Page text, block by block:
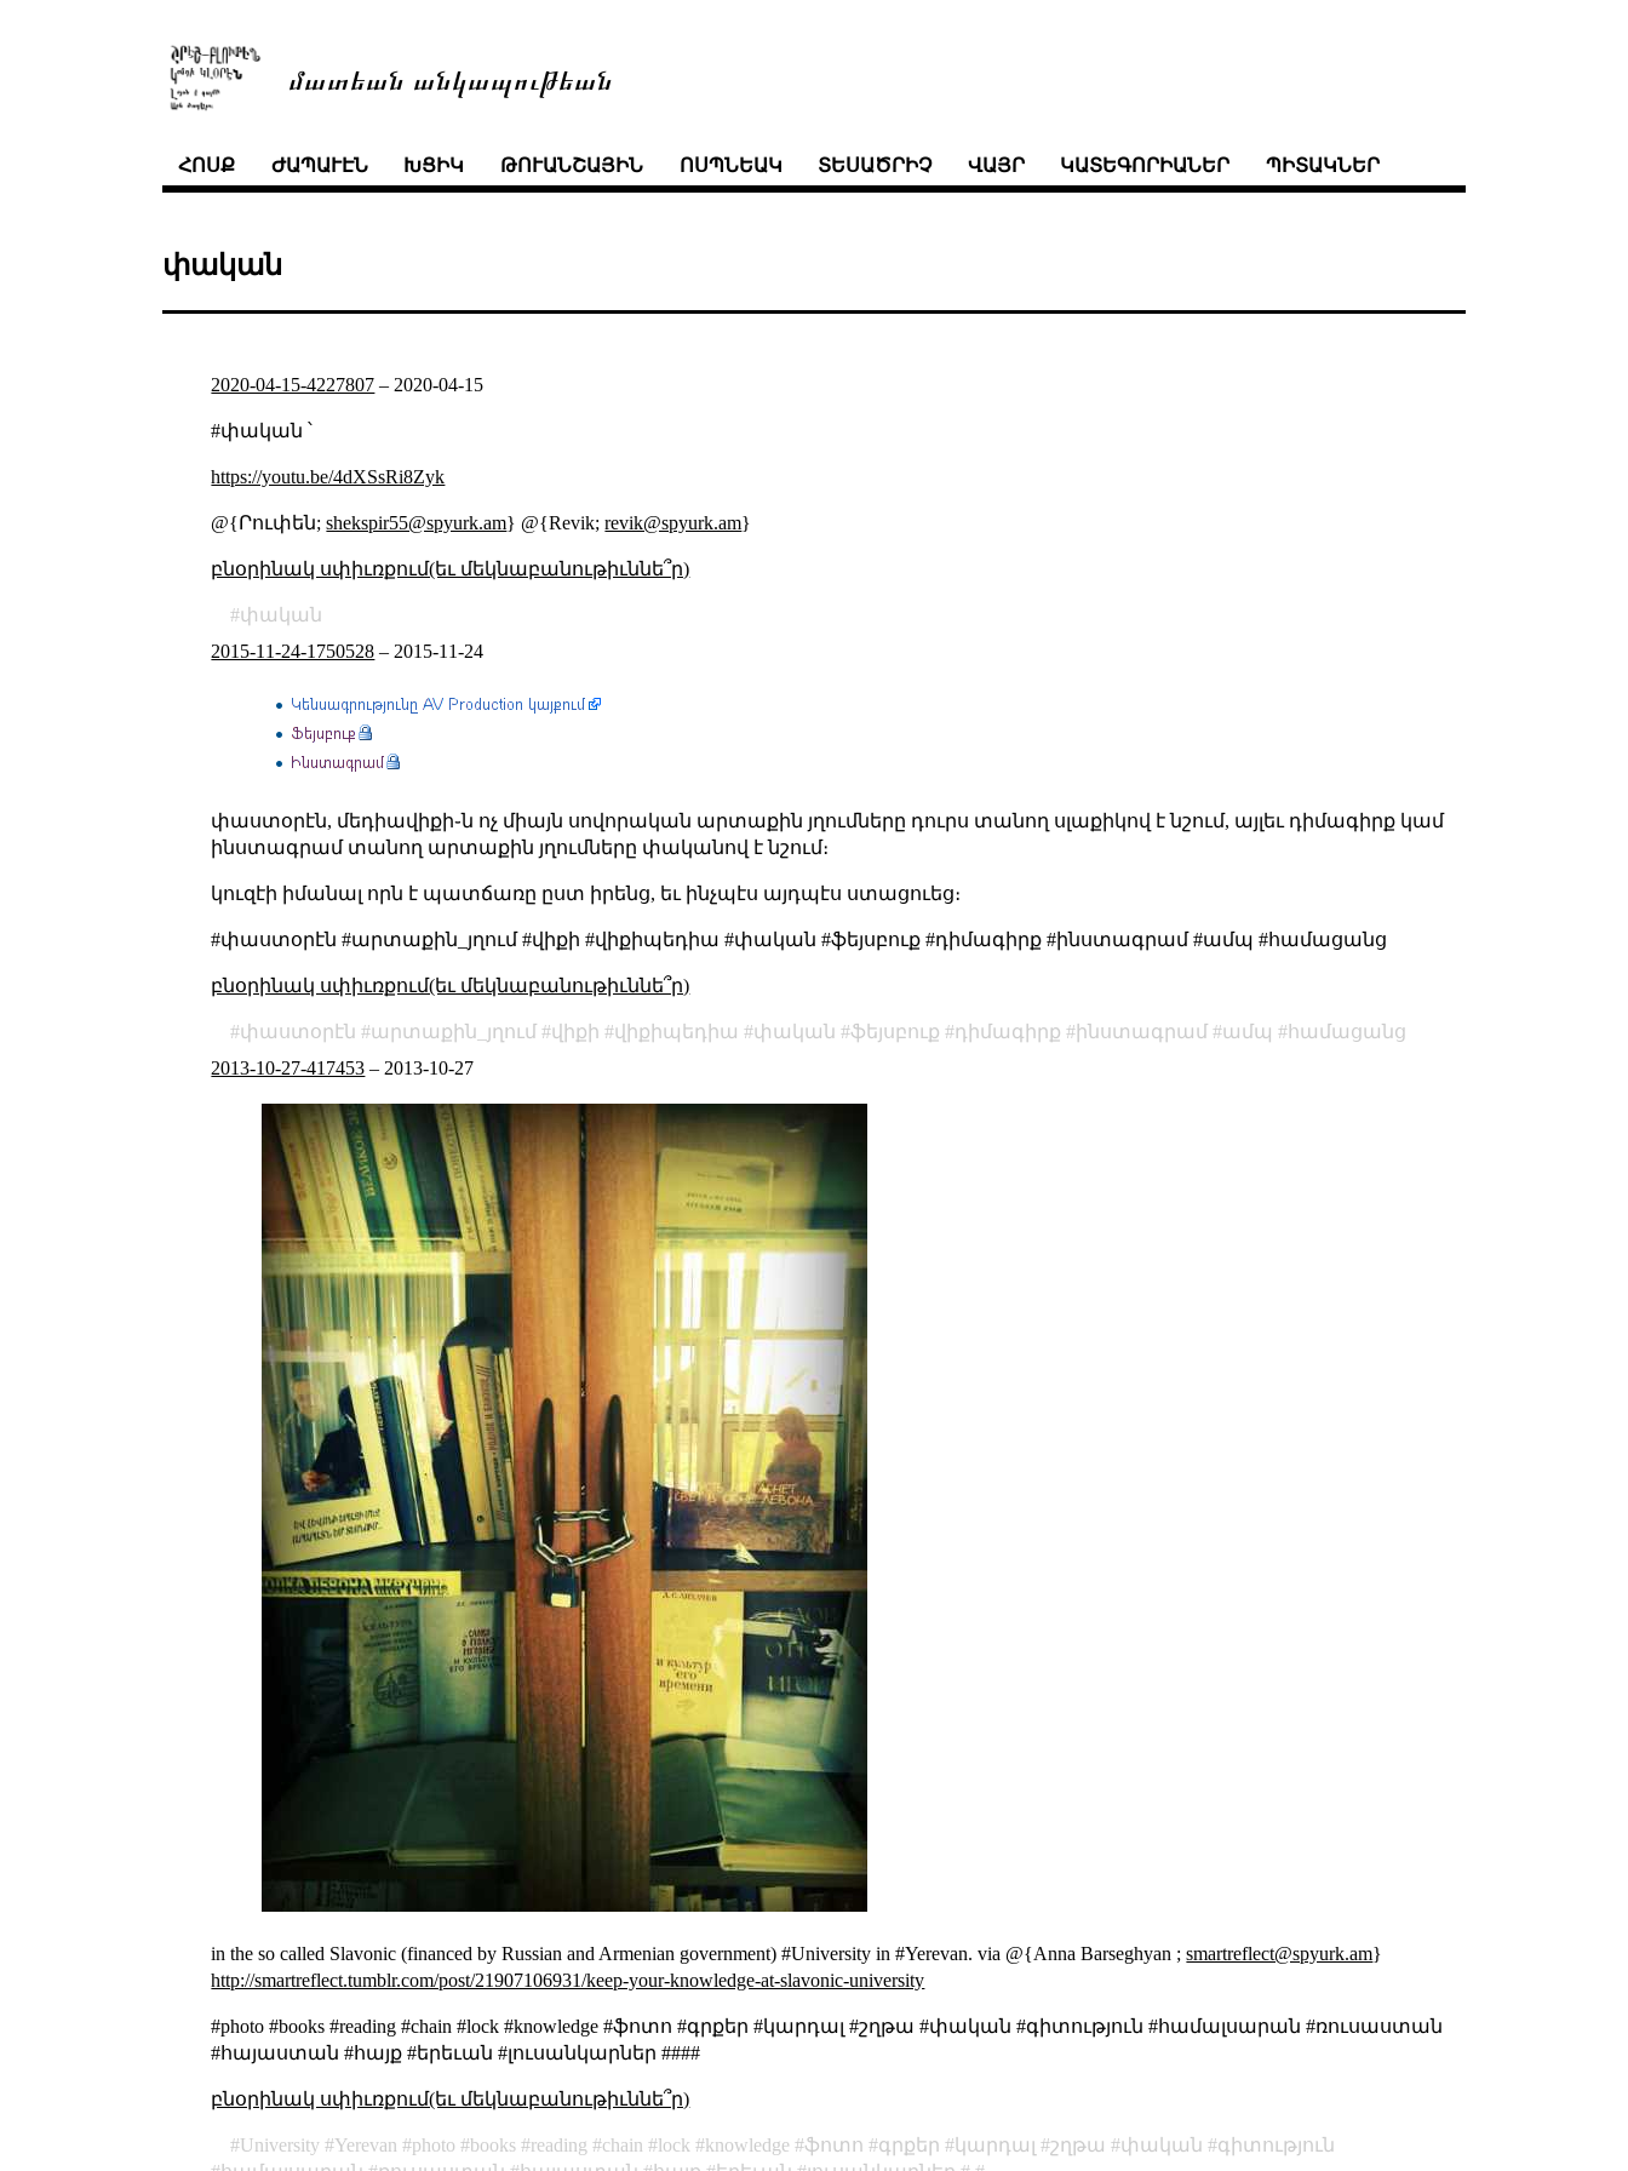
մատեան անկապութեան
ՀՈՍՔ ԺԱՊԱՒԷՆ ԽՑԻԿ ԹՈՒԱՆՇԱՅԻՆ ՈՍՊՆԵԱԿ ՏԵՍԱԾՐԻՉ ՎԱՅՐ ԿԱՏԵԳՈՐԻԱՆԵՐ ՊԻՏԱԿՆԵՐ
փական
2020-04-15-4227807 – 2020-04-15
#փական ՝
https://youtu.be/4dXSsRi8Zyk
@{Րուփեն;shekspir55@spyurk.am} @{Revik;revik@spyurk.am}
բնօրինակ սփիւռքում(եւ մեկնաբանութիւննե՞ր)
փական
2015-11-24-1750528 – 2015-11-24
փաստօրէն, մեդիավիքի֊ն ոչ միայն սովորական արտաքին յղումները դուրս տանող սլաքիկով է նշում, այլեւ դիմագիրք կամ
ինստագրամ տանող արտաքին յղումները փականով է նշում։
կուզէի իմանալ որն է պատճառը ըստ իրենց, եւ ինչպէս այդպէս ստացուեց։
#փաստօրէն #արտաքին_յղում #վիքի #վիքիպեդիա #փական #ֆեյսբուք #դիմագիրք #ինստագրամ #ամպ #համացանց
բնօրինակ սփիւռքում(եւ մեկնաբանութիւննե՞ր)
փաստօրէն արտաքին_յղում վիքի վիքիպեդիա փական ֆեյսբուք դիմագիրք ինստագրամ ամպ
համացանց
2013-10-27-417453 – 2013-10-27
in the so called Slavonic (financed by Russian and Armenian government) #University in #Yerevan. via @{Anna Barseghyan ;smartreflect@spyurk.am}
http://smartreflect.tumblr.com/post/21907106931/keep-your-knowledge-at-slavonic-university
#photo #books #reading #chain #lock #knowledge #ֆոտո #գրքեր #կարդալ #շղթա #փական #գիտություն #համալսարան #ռուսաստան
#հայաստան #հայք #երեւան #լուսանկարներ ####
բնօրինակ սփիւռքում(եւ մեկնաբանութիւննե՞ր)
University Yerevan photo books reading chain lock knowledge ֆոտո գրքեր կարդալ շղթա փական
գիտություն